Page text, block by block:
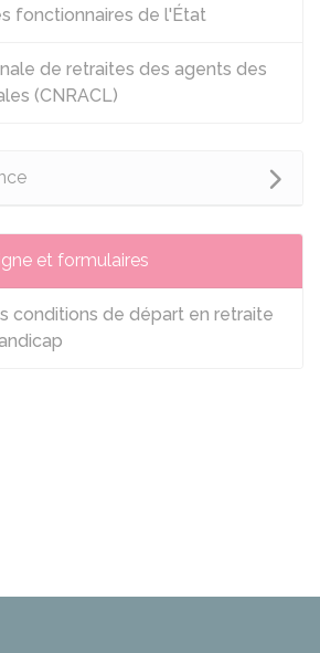
fonctionnaires de l'État
de retraites des agents des
(CNRACL)
et formulaires
conditions de départ en retraite